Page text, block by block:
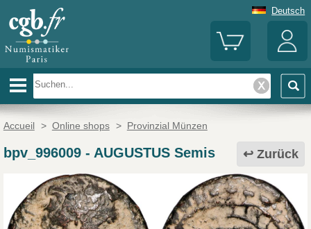
Deutsch
Accueil > Online shops > Provinzial Münzen
Zurück
bpv_996009- AUGUSTUS Semis